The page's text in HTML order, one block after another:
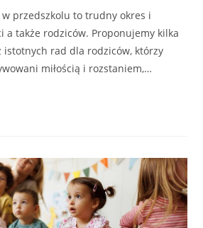
przedszkolu to trudny okres i
a także rodziców. Proponujemy kilka
istotnych rad dla rodziców, którzy
miłością i rozstaniem,…